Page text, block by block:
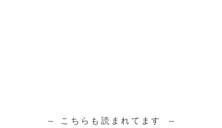
こちらも読まれてます